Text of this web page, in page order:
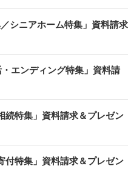
シニアホーム特集」資料請求
エンディング特集」資料請
続特集」資料請求＆プレゼン
付特集」資料請求＆プレゼン